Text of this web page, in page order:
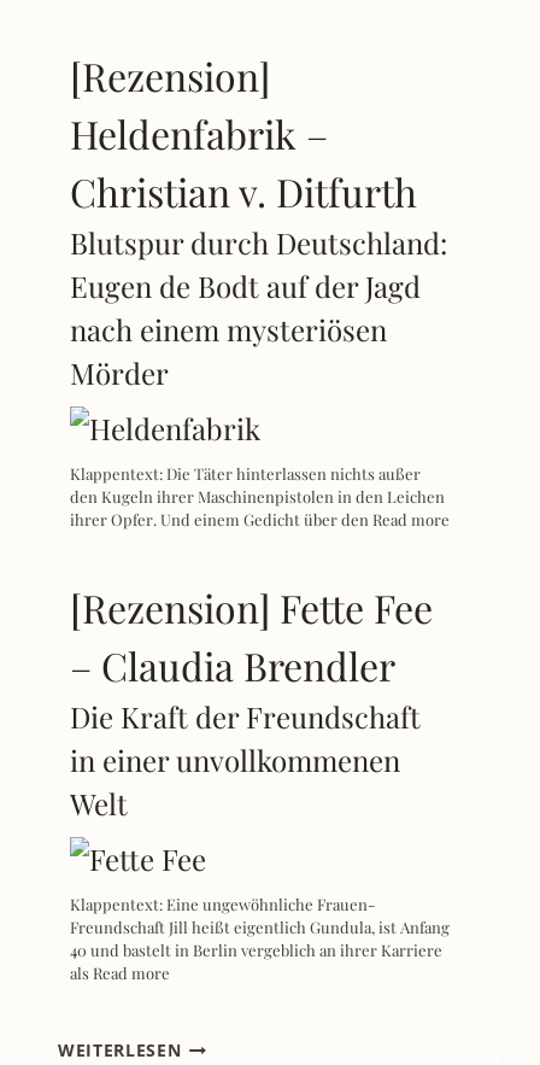
[Rezension]
Heldenfabrik –
Christian v. Ditfurth
Blutspur durch Deutschland:
Eugen de Bodt auf der Jagd
nach einem mysteriösen
Mörder
Klappentext: Die Täter hinterlassen nichts außer
den Kugeln ihrer Maschinenpistolen in den Leichen
ihrer Opfer. Und einem Gedicht über den Read more
[Rezension] Fette Fee
– Claudia Brendler
Die Kraft der Freundschaft
in einer unvollkommenen
Welt
Klappentext: Eine ungewöhnliche Frauen-
Freundschaft Jill heißt eigentlich Gundula, ist Anfang
40 und bastelt in Berlin vergeblich an ihrer Karriere
als Read more
WEITERLESEN[REZENSION]